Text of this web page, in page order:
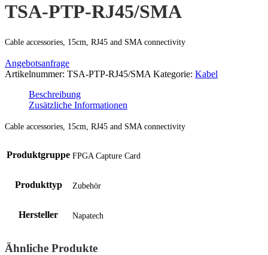
TSA-PTP-RJ45/SMA
Cable accessories, 15cm, RJ45 and SMA connectivity
Angebotsanfrage
Artikelnummer: TSA-PTP-RJ45/SMA Kategorie: Kabel
Beschreibung
Zusätzliche Informationen
Cable accessories, 15cm, RJ45 and SMA connectivity
Produktgruppe FPGA Capture Card
Produkttyp Zubehör
Hersteller Napatech
Ähnliche Produkte